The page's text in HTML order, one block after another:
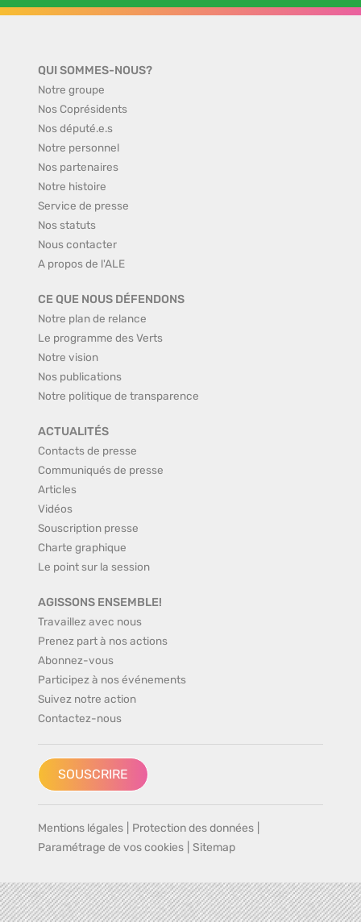
QUI SOMMES-NOUS?
Notre groupe
Nos Coprésidents
Nos député.e.s
Notre personnel
Nos partenaires
Notre histoire
Service de presse
Nos statuts
Nous contacter
A propos de l'ALE
CE QUE NOUS DÉFENDONS
Notre plan de relance
Le programme des Verts
Notre vision
Nos publications
Notre politique de transparence
ACTUALITÉS
Contacts de presse
Communiqués de presse
Articles
Vidéos
Souscription presse
Charte graphique
Le point sur la session
AGISSONS ENSEMBLE!
Travaillez avec nous
Prenez part à nos actions
Abonnez-vous
Participez à nos événements
Suivez notre action
Contactez-nous
SOUSCRIRE
Mentions légales Protection des données
Paramétrage de vos cookies
Sitemap